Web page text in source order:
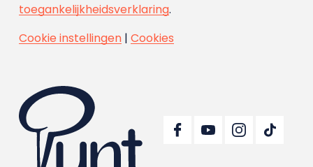
toegankelijkheidsverklaring.
Cookie instellingen| Cookies